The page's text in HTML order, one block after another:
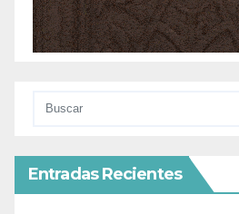
Entradas Recientes